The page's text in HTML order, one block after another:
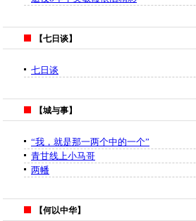
【七日谈】
七日谈
【城与事】
“我，就是那一两个中的一个”
青甘线上小马哥
两幡
【何以中华】